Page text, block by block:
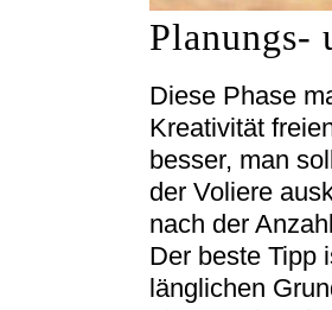
Planungs-
Diese Phase
Kreativität
besser, man
der Voliere
nach der
Der beste Tipp
länglichen